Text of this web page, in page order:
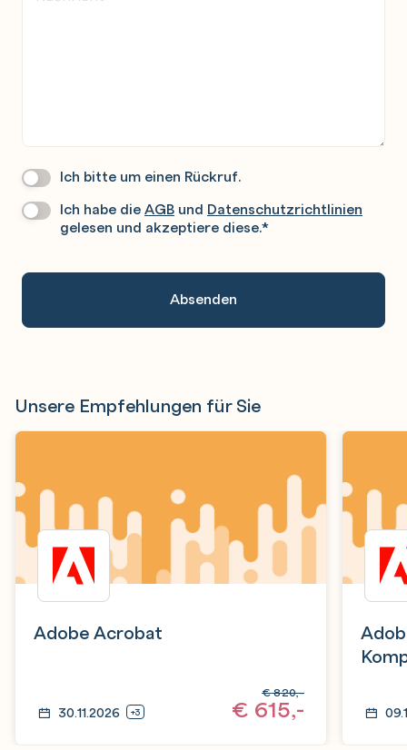
Wir
Sie
Ich bitte um einen Rückruf.
Datenschutz*
Ich habe dieAGB und Datenschutzrichtlinien
gelesen und akzeptiere diese.*
Unsere Empfehlungen für Sie
Adobe Acrobat
30.11.2026 +3 € 615,-
€820,-